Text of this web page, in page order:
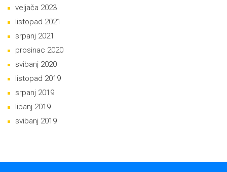
veljača 2023
listopad 2021
srpanj 2021
prosinac 2020
svibanj 2020
listopad 2019
srpanj 2019
lipanj 2019
svibanj 2019